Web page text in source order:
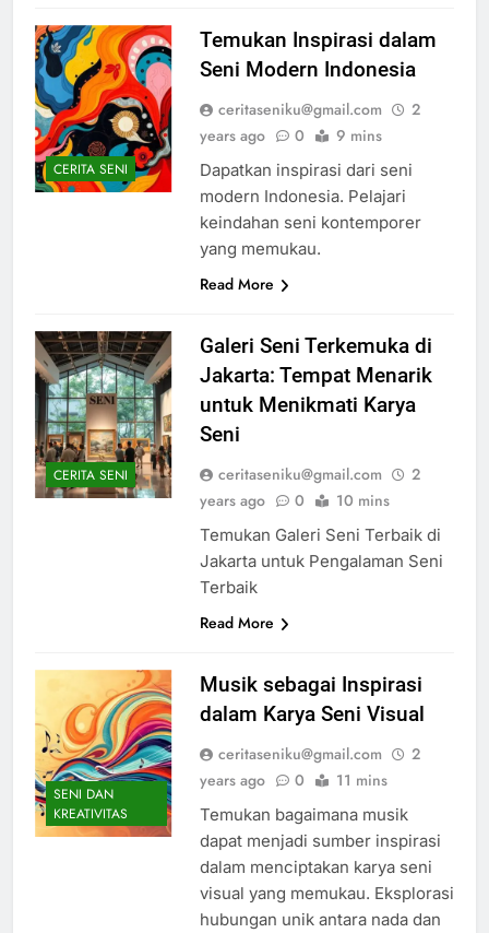
CERITA SENI
Temukan Inspirasi dalam
Seni Modern Indonesia
ceritaseniku@gmail.com
2
years ago
0 9 mins
Dapatkan inspirasi dari seni
modern Indonesia. Pelajari
keindahan seni kontemporer
yang memukau.
Read More
CERITA SENI
Galeri Seni Terkemuka di
Jakarta: Tempat Menarik
untuk Menikmati Karya
Seni
ceritaseniku@gmail.com
2
years ago
0 10 mins
Temukan Galeri Seni Terbaik di
Jakarta untuk Pengalaman Seni
Terbaik
Read More
SENI DAN
KREATIVITAS
Musik sebagai Inspirasi
dalam Karya Seni Visual
ceritaseniku@gmail.com
2
years ago
0 11 mins
Temukan bagaimana musik
dapat menjadi sumber inspirasi
dalam menciptakan karya seni
visual yang memukau. Eksplorasi
hubungan unik antara nada dan